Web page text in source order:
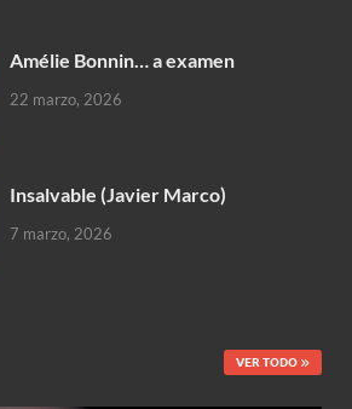
Amélie Bonnin… a examen
22 marzo, 2026
Insalvable (Javier Marco)
7 marzo, 2026
VER TODO